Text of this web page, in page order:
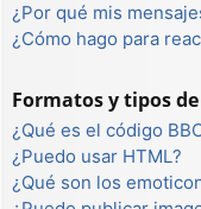
¿Por qué mis
¿Cómo hago para
Formatos y tipos
¿Qué es el código
¿Puedo usar HTML?
¿Qué son los